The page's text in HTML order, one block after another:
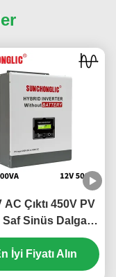
AC Çıktı 450V PV
Sinüs Dalgası
Hibrit Güneş
Şebeke
Kapalı MPPT
İyi Fiyatı Alın